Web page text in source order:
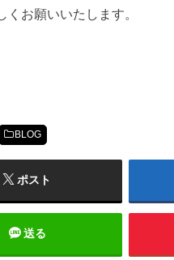
くお願いいたします。
BLOG
ポスト
送る